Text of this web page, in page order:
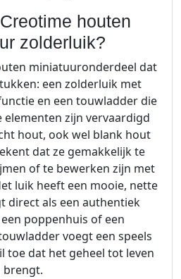
houten
zolderluik?
miniatuuronderdeel dat
een zolderluik met
en een touwladder die
zijn vervaardigd
hout, ook wel blank hout
dat ze gemakkelijk te
of te bewerken zijn met
luik heeft een mooie, nette
direct als een authentiek
poppenhuis of een
voegt een speels
toe dat het geheel tot leven
brengt.